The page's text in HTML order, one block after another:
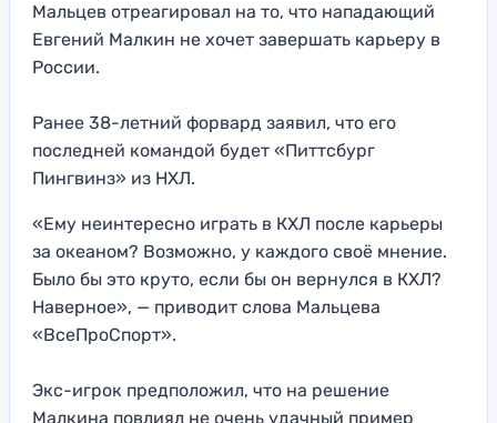
Мальцев отреагировал на то, что нападающий
Евгений Малкин не хочет завершать карьеру в
России.
Ранее 38-летний форвард заявил, что его
последней командой будет «Питтсбург
Пингвинз» из НХЛ.
«Ему неинтересно играть в КХЛ после карьеры
за океаном? Возможно, у каждого своё мнение.
Было бы это круто, если бы он вернулся в КХЛ?
Наверное», — приводит слова Мальцева
«ВсеПроСпорт».
Экс-игрок предположил, что на решение
Малкина повлиял не очень удачный пример